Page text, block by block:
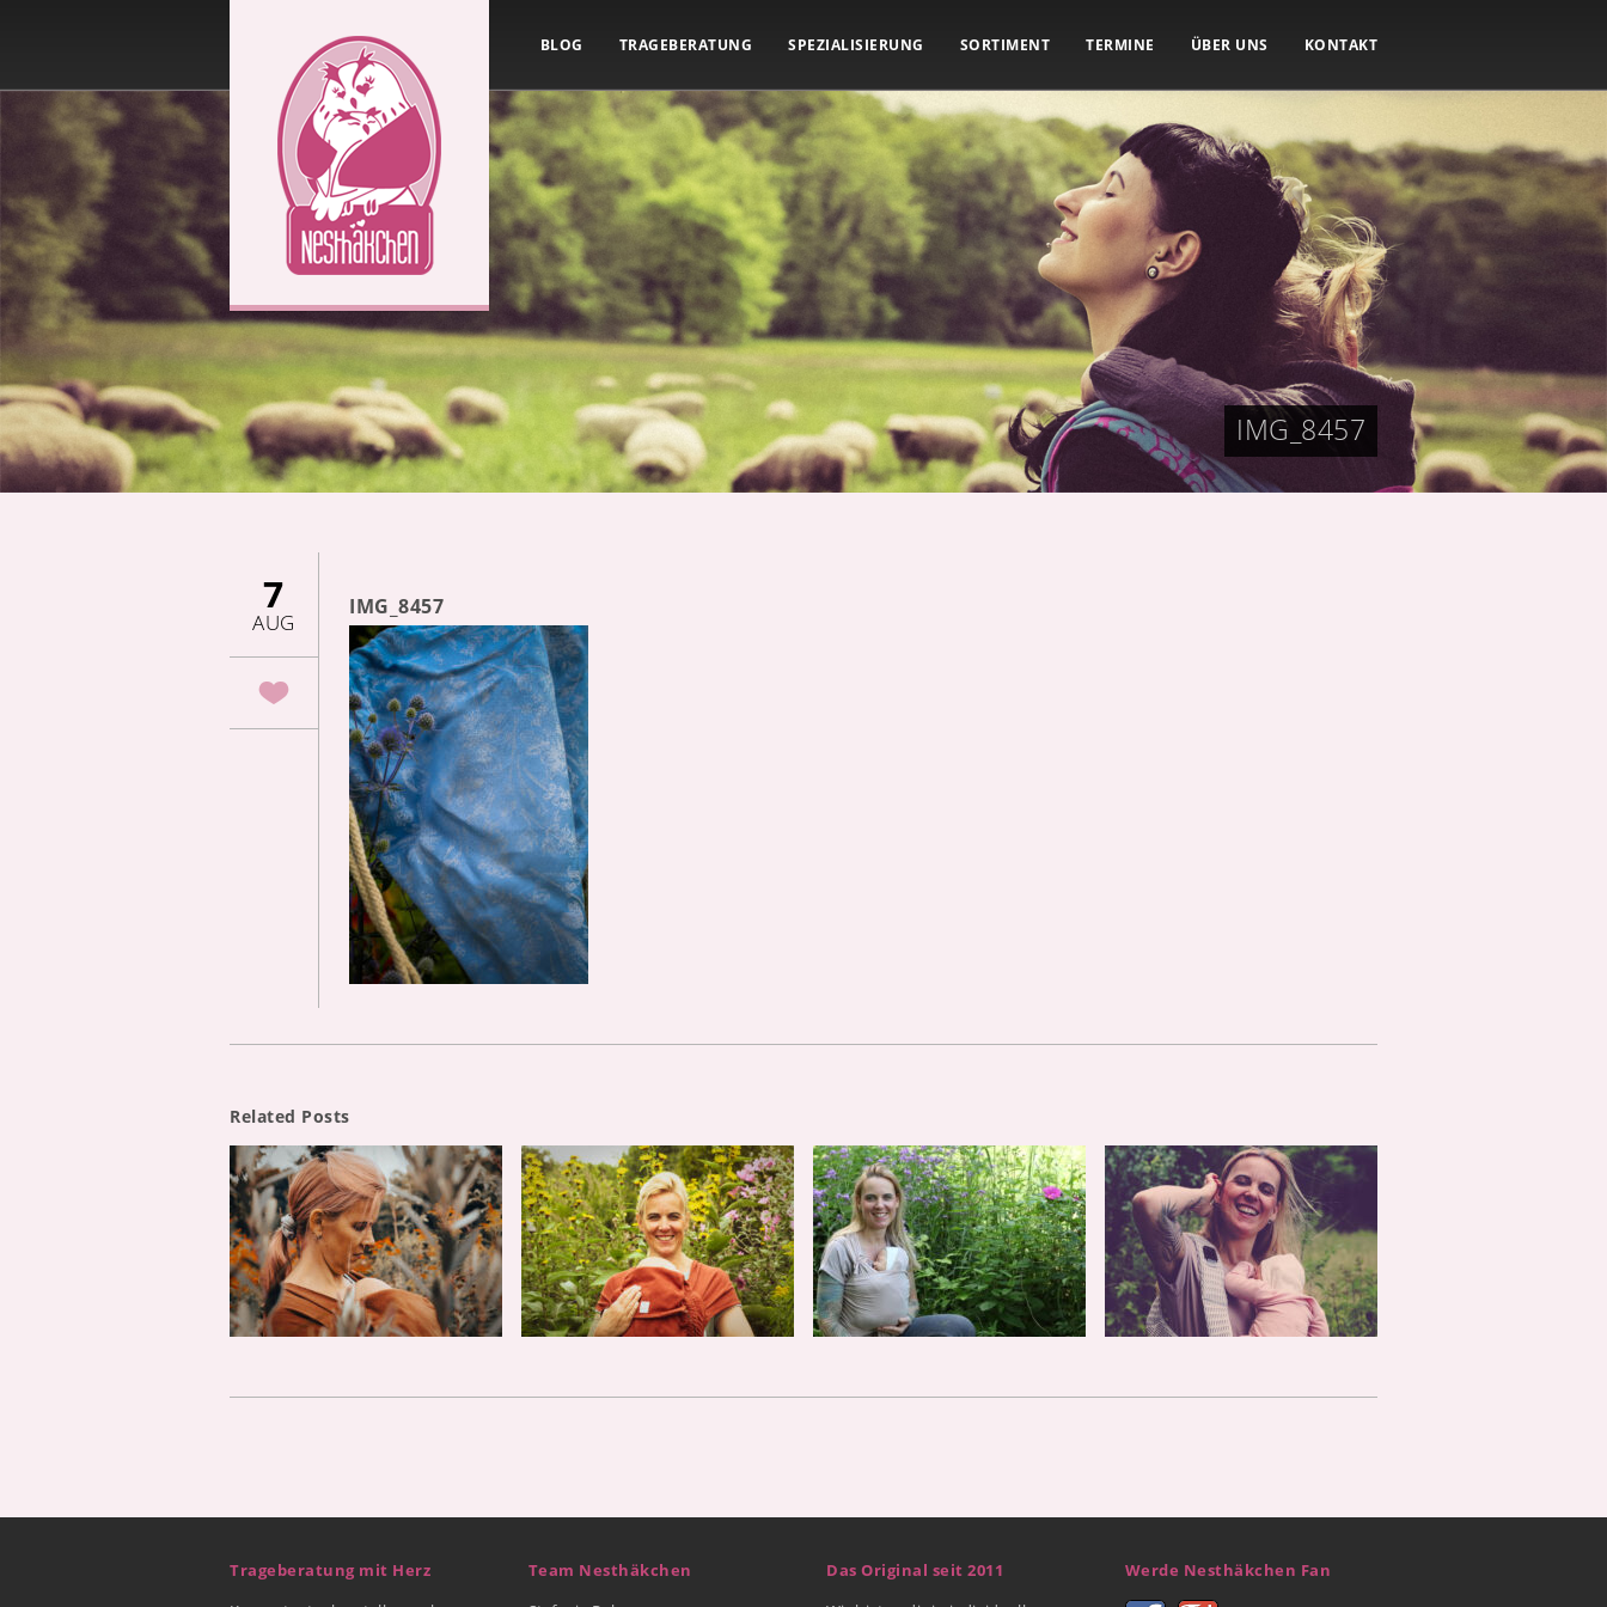
BLOG TRAGEBERATUNG SPEZIALISIERUNG SORTIMENT TERMINE ÜBER UNS KONTAKT
IMG_8457
7
AUG
IMG_8457
Related Posts
Trageberatung mit Herz
Team Nesthäkchen
Das Original seit 2011
Werde Nesthäkchen Fan